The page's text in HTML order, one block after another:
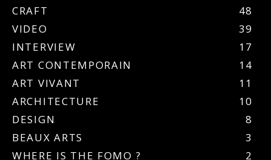
CRAFT
48
VIDEO
39
INTERVIEW
17
ART CONTEMPORAIN
14
ART VIVANT
11
ARCHITECTURE
10
DESIGN
8
BEAUX ARTS
3
WHERE IS THE FOMO ?
2